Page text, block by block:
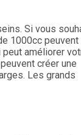
Si vous
1000cc peuvent
améliorer
créer une
Les grands